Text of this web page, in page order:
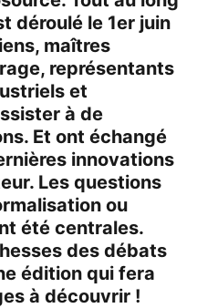
déroulé le 1er juin
maîtres
représentants
et
à de
Et ont échangé
innovations
Les questions
ou
été centrales.
des débats
édition qui fera
à découvrir !